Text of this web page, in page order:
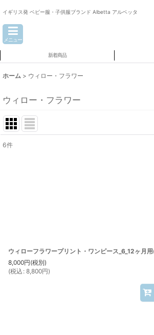
イギリス発 ベビー服・子供服ブランド Albetta アルベッタ
メニュー
新着商品
ホーム > ウィロー・フラワー
ウィロー・フラワー
6件
ウィローフラワープリント・ワンピース_6_12ヶ月
8,000円(税別)
(税込 : 8,800円)